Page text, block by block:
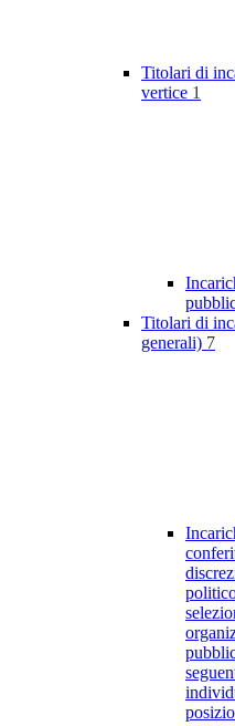
Titolari di
vertice 1
Titolari di
generali) 7